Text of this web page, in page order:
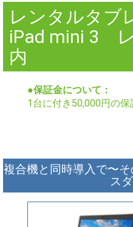
レンタルタ
iPad mini 3
内
●保証金について：
1台に付き50,000円の保
複合機と同時導入で〜
ス